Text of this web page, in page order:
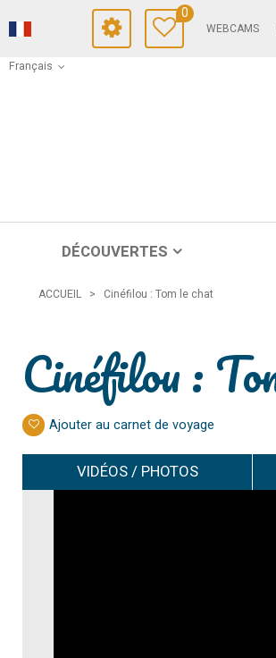
Français
0
WEBCAMS
DÉCOUVERTES
ACCUEIL > Cinéfilou : Tom le chat
Cinéfilou :
Ajouter au carnet de voyage
VIDÉOS / PHOTOS